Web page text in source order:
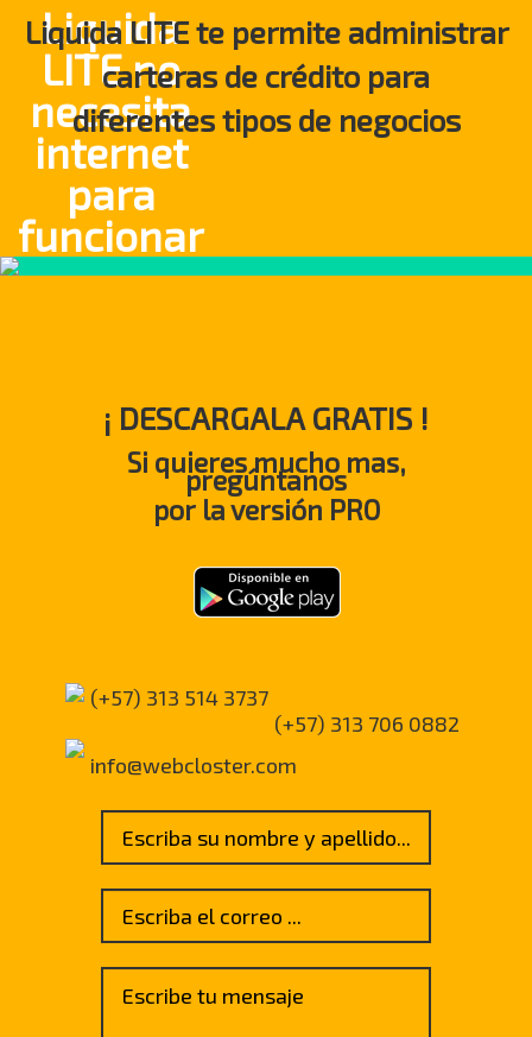
Liquida
LITE no
necesita
internet
para
funcionar
Liquida LITE te permite administrar
carteras de crédito para
diferentes tipos de negocios
¡ DESCARGALA GRATIS !
Si quieres mucho mas,
pregúntanos
por la versión PRO
(+57) 313 514 3737
(+57) 313 706 0882
info@webcloster.com